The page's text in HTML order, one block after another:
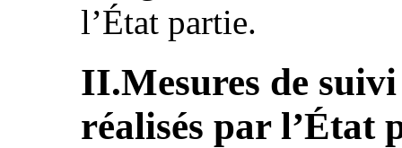
l’État partie.
II.Mesures de
réalisés par l’État